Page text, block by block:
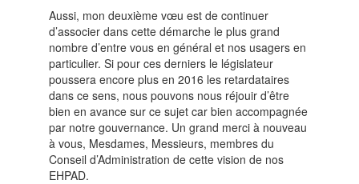
Aussi, mon deuxième vœu est de continuer
d’associer dans cette démarche le plus grand
nombre d’entre vous en général et nos usagers en
particulier. Si pour ces derniers le législateur
poussera encore plus en 2016 les retardataires
dans ce sens, nous pouvons nous réjouir d’être
bien en avance sur ce sujet car bien accompagnée
par notre gouvernance. Un grand merci à nouveau
à vous, Mesdames, Messieurs, membres du
Conseil d’Administration de cette vision de nos
EHPAD.